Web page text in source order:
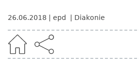
26.06.2018 epd Diakonie